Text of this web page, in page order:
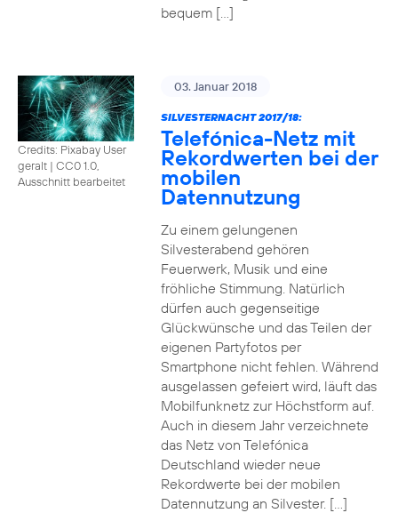
bequem […]
Credits: Pixabay User
geralt | CC0 1.0,
Ausschnitt bearbeitet
03. Januar 2018
SILVESTERNACHT 2017/18:
Telefónica-Netz mit
Rekordwerten bei der
mobilen
Datennutzung
Zu einem gelungenen
Silvesterabend gehören
Feuerwerk, Musik und eine
fröhliche Stimmung. Natürlich
dürfen auch gegenseitige
Glückwünsche und das Teilen der
eigenen Partyfotos per
Smartphone nicht fehlen. Während
ausgelassen gefeiert wird, läuft das
Mobilfunknetz zur Höchstform auf.
Auch in diesem Jahr verzeichnete
das Netz von Telefónica
Deutschland wieder neue
Rekordwerte bei der mobilen
Datennutzung an Silvester. […]